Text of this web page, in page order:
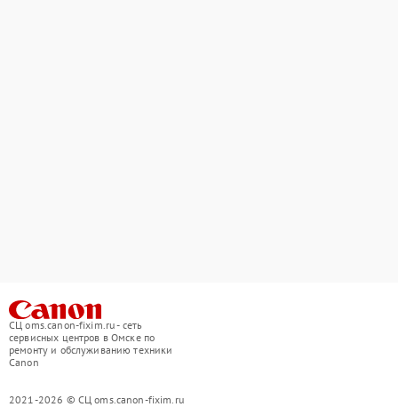
СЦ oms.canon-fixim.ru - сеть
сервисных центров в Омске по
ремонту и обслуживанию техники
Canon
2021-2026 © СЦ oms.canon-fixim.ru